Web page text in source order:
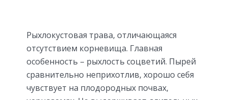
Рыхлокустовая трава, отличающаяся
отсутствием корневища. Главная
особенность – рыхлость соцветий. Пырей
сравнительно неприхотлив, хорошо себя
чувствует на плодородных почвах,